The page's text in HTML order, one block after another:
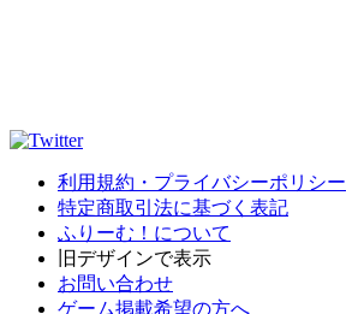
利用規約・プライバシーポリシー
特定商取引法に基づく表記
ふりーむ！について
旧デザインで表示
お問い合わせ
ゲーム掲載希望の方へ